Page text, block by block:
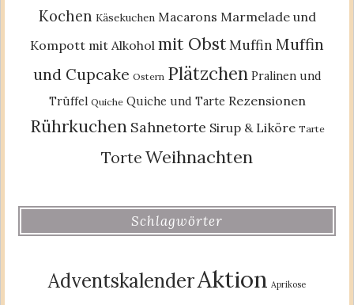
Kochen Käsekuchen Macarons Marmelade und
Kompott mit Alkohol mit ObstMuffin Muffin
und Cupcake Ostern Plätzchen Pralinen und
Trüffel Quiche Quiche und Tarte Rezensionen
Rührkuchen Sahnetorte Sirup & Liköre Tarte
Torte Weihnachten
Schlagwörter
AdventskalenderAktion Aprikose